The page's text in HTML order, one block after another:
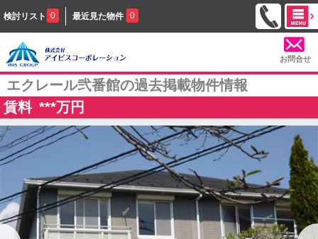
検討リスト 0 最近見た物件 0
お問合せ
エクレール弐番館の過去掲載物件情報
賃料 ***万円